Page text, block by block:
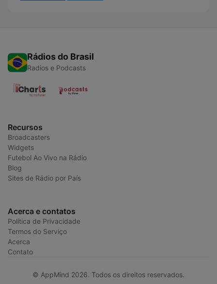
Rádios do Brasil
Radios e Podcasts
Recursos
Broadcasters
Widgets
Futebol Ao Vivo na Rádio
Blog
Sites de Rádio por País
Acerca e contatos
Política de Privacidade
Termos do Serviço
Acerca
Contato
© AppMind 2026. Todos os direitos reservados.